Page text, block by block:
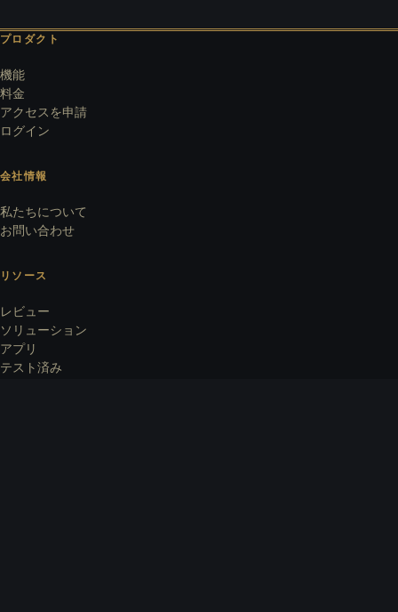
プロダクト
機能
料金
アクセスを申請
ログイン
会社情報
私たちについて
お問い合わせ
リソース
レビュー
ソリューション
アプリ
テスト済み